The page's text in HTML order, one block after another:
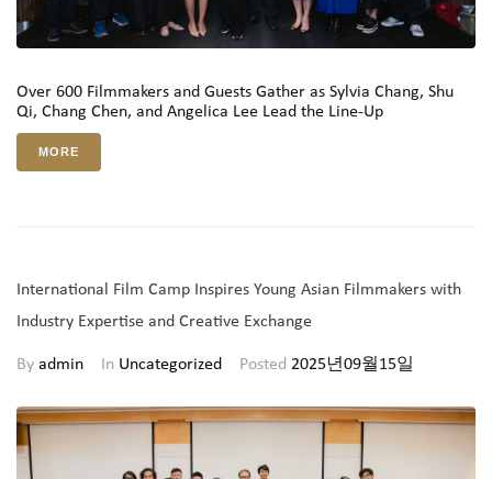
Over 600 Filmmakers and Guests Gather as Sylvia Chang, Shu
Qi, Chang Chen, and Angelica Lee Lead the Line-Up
MORE
International Film Camp Inspires Young Asian Filmmakers with
Industry Expertise and Creative Exchange
By admin In Uncategorized Posted 2025년09월15일